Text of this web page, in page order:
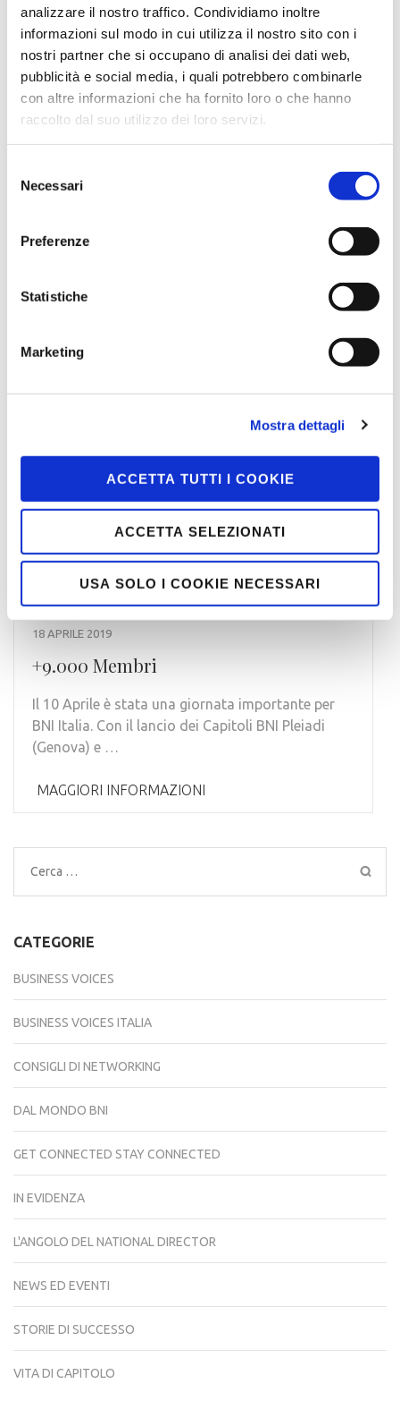
analizzare il nostro traffico. Condividiamo inoltre
informazioni sul modo in cui utilizza il nostro sito con i
nostri partner che si occupano di analisi dei dati web,
pubblicità e social media, i quali potrebbero combinarle
con altre informazioni che ha fornito loro o che hanno
raccolto dal suo utilizzo dei loro servizi.
delNecessari
Preferenze
Statistiche
Marketing
Mostra dettagli
ACCETTA TUTTI I COOKIE
ACCETTA SELEZIONATI
USA SOLO I COOKIE NECESSARI
Storie di successo – Silvia Cartotto
18 APRILE 2019
+9.000 Membri
Il 10 Aprile è stata una giornata importante per
BNI Italia. Con il lancio dei Capitoli BNI Pleiadi
(Genova) e …
MAGGIORI INFORMAZIONI
Ricerca
per:
CATEGORIE
BUSINESS VOICES
BUSINESS VOICES ITALIA
CONSIGLI DI NETWORKING
DAL MONDO BNI
GET CONNECTED STAY CONNECTED
IN EVIDENZA
L'ANGOLO DEL NATIONAL DIRECTOR
NEWS ED EVENTI
STORIE DI SUCCESSO
VITA DI CAPITOLO